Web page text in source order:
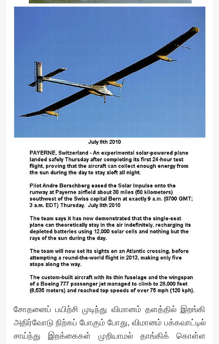
சோதனைப் பயிற்சி முடிந்து விமானம் தளத்தில் இறங்கி
அதிர்வோடு நிற்கப் போகும் போது, விமானம் பக்கவாட்டில்
சாய்ந்து இறக்கைகள் முறியாமல் தாங்கிக் கொள்ள